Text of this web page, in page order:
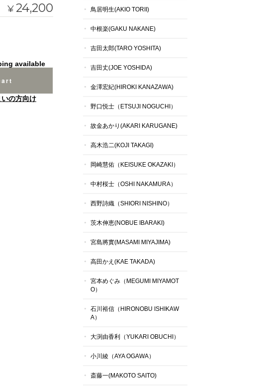
¥24,200
available
いの方向け
鳥居明生(AKIO TORII)
中根楽(GAKU NAKANE)
吉田太郎(TARO YOSHITA)
吉田丈(JOE YOSHIDA)
金澤宏紀(HIROKI KANAZAWA)
野口悦士（ETSUJI NOGUCHI）
故金あかり(AKARI KARUGANE)
高木浩二(KOJI TAKAGI)
岡崎慧佑（KEISUKE OKAZAKI）
中村桜士（OSHI NAKAMURA）
西野詩織（SHIORI NISHINO）
茨木伸恵(NOBUE IBARAKI)
宮島將實(MASAMI MIYAJIMA)
高田かえ(KAE TAKADA)
宮本めぐみ（MEGUMI MIYAMOT
O）
石川裕信（HIRONOBU ISHIKAW
A）
大渕由香利（YUKARI OBUCHI）
小川綾（AYA OGAWA）
斎藤一(MAKOTO SAITO)